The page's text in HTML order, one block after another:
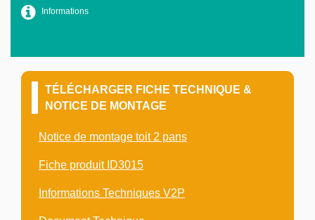
Informations
TÉLÉCHARGER FICHE TECHNIQUE &
NOTICE DE MONTAGE
Notice de montage toit 2 pans
Fiche produit ID3015
Informations Techniques V2P